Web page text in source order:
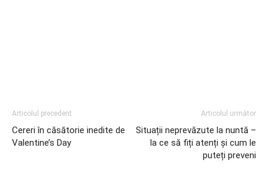
Articolul precedent
Cereri în căsătorie inedite de
Valentine’s Day
Articolul următor
Situații neprevăzute la nuntă –
la ce să fiți atenți și cum le
puteți preveni